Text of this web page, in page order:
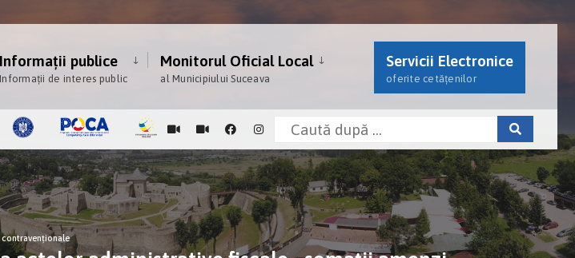
Informații publice
Informații de interes public
Monitorul Oficial Local
al Municipiului Suceava
Servicii Electronice
oferite cetățenilor